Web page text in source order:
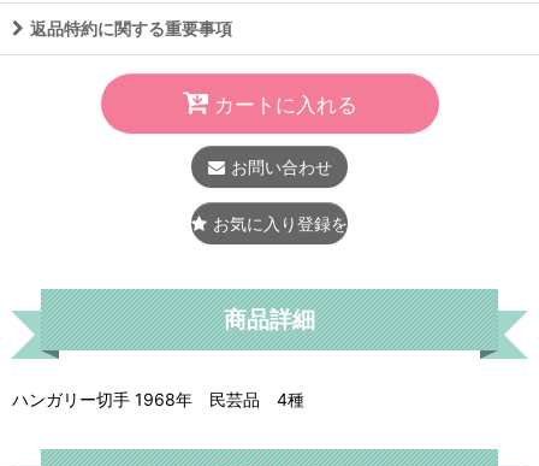
返品特約に関する重要事項
カートに入れる
お問い合わせ
お気に入り登録をする
商品詳細
ハンガリー切手 1968年 民芸品 4種